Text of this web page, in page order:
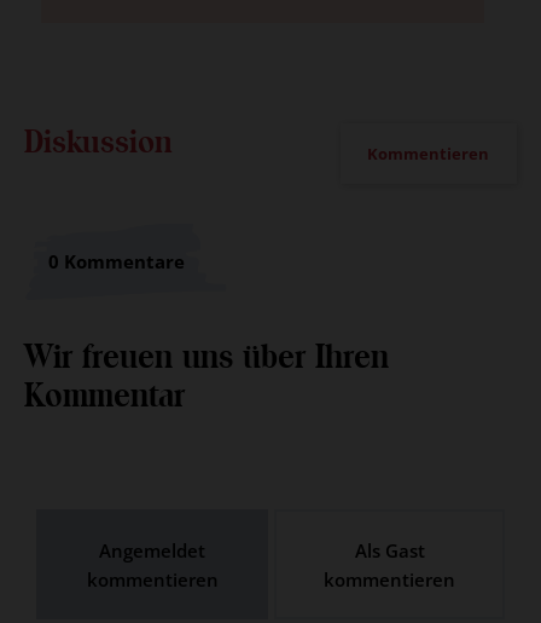
Diskussion Kommentieren
0 Kommentare
Wir freuen uns über Ihren
Kommentar
Angemeldet
kommentieren
Als Gast
kommentieren